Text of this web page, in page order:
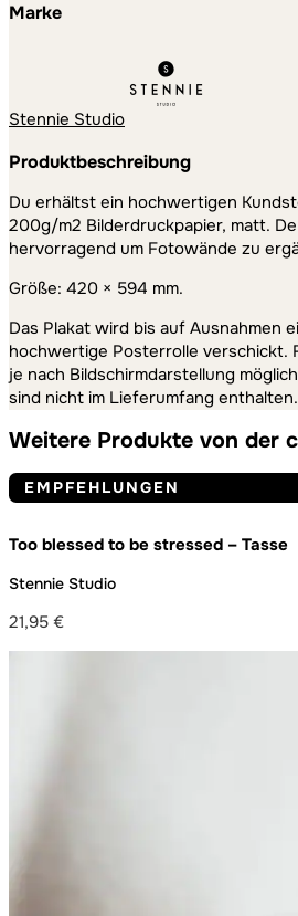
Marke
Stennie Studio
Produktbeschreibung
Du erhältst ein hochwertigen
200g/m2 Bilderdruckpapier, matt.
hervorragend um Fotowände zu
Größe: 420 × 594 mm.
Das Plakat wird bis auf Ausnahmen
hochwertige Posterrolle verschickt.
je nach Bildschirmdarstellung
sind nicht im Lieferumfang enthalten.
Weitere Produkte von der
EMPFEHLUNGEN
Too blessed to be stressed – Tasse
Stennie Studio
21,95 €